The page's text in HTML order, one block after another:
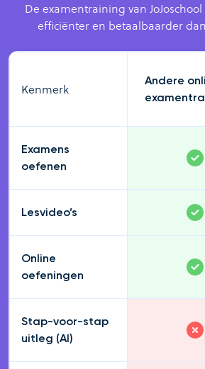
De examentraining van
efficiënter en betaalbaarder
Kenmerk
Andere
Examens
oefenen
Lesvideo’s
Online
oefeningen
Stap-voor-stap
uitleg (AI)